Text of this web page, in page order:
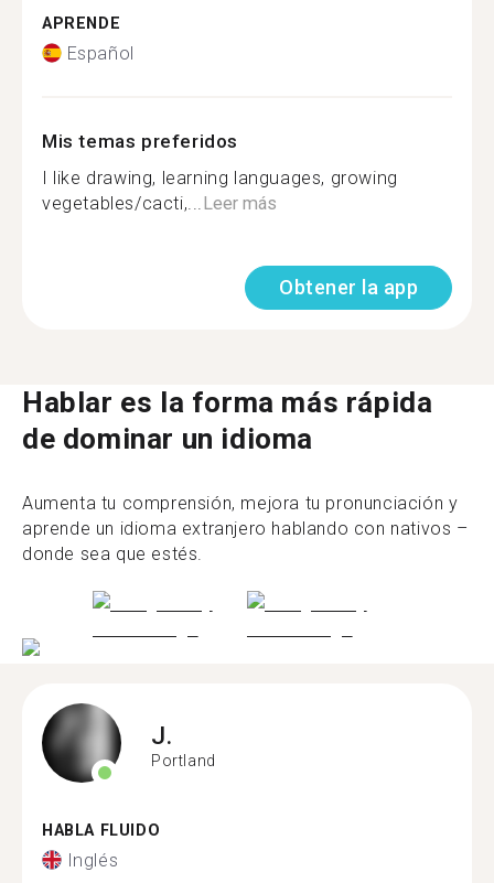
APRENDE
Español
Mis temas preferidos
I like drawing, learning languages, growing
vegetables/cacti,... Leer más
Obtener la app
Hablar es la forma más rápida
de dominar un idioma
Aumenta tu comprensión, mejora tu pronunciación y
aprende un idioma extranjero hablando con nativos –
donde sea que estés.
J.
Portland
HABLA FLUIDO
Inglés